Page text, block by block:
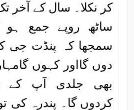
کر نکلا۔ سال کے آخر
ساٹھ روپے جمع
سمجھا کہ پنڈت جی
دوں گااور کہوں
بھی جلدی آپ کے
کردوں گا۔ پندرہ کی